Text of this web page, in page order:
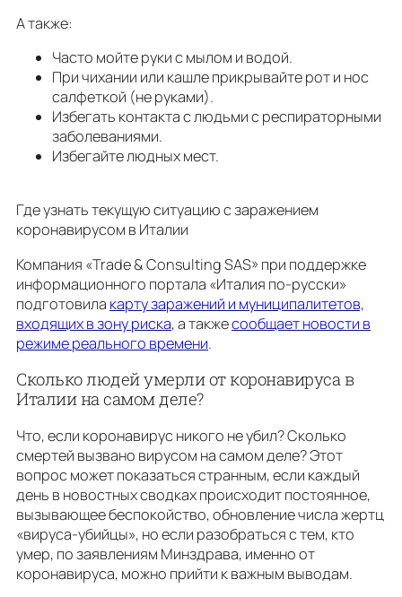
А также:
Часто мойте руки с мылом и водой.
При чихании или кашле прикрывайте рот и нос
салфеткой (не руками).
Избегать контакта с людьми с респираторными
заболеваниями.
Избегайте людных мест.
Где узнать текущую ситуацию с заражением
коронавирусом в Италии
Компания «Trade & Consulting SAS» при поддержке
информационного портала «Италия по-русски»
подготовила карту заражений и муниципалитетов,
входящих в зону риска, а такжесообщает новости в
режиме реального времени.
Сколько людей умерли от коронавируса в
Италии на самом деле?
Что, если коронавирус никого не убил? Сколько
смертей вызвано вирусом на самом деле? Этот
вопрос может показаться странным, если каждый
день в новостных сводках происходит постоянное,
вызывающее беспокойство, обновление числа жертц
«вируса-убийцы», но если разобраться с тем, кто
умер, по заявлениям Минздрава, именно от
коронавируса, можно прийти к важным выводам.